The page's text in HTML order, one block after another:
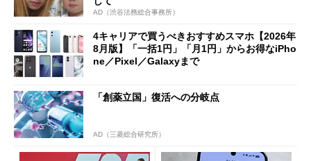
AD（渋谷法務総合事務所）
4キャリアで買うべきおすすめスマホ【2026年
8月版】「一括1円」「月1円」からお得なiPho
ne／Pixel／Galaxyまで
「創薬立国」復活への分岐点
AD（三菱総合研究所）